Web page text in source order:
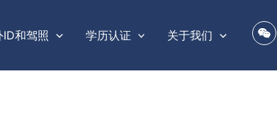
ID和驾照 学历认证 关于我们